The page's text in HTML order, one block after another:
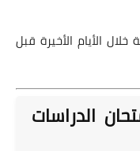
الأيام الأخيرة قبل
الدراسات